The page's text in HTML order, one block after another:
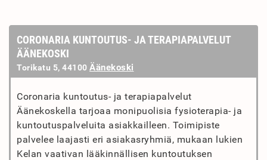
CORONARIA KUNTOUTUS- JA TERAPIAPALVELUT
ÄÄNEKOSKI
Torikatu 5, 44100 Äänekoski
Coronaria kuntoutus- ja terapiapalvelut
Äänekoskella tarjoaa monipuolisia fysioterapia- ja
kuntoutuspalveluita asiakkailleen. Toimipiste
palvelee laajasti eri asiakasryhmiä, mukaan lukien
Kelan vaativan lääkinnällisen kuntoutuksen